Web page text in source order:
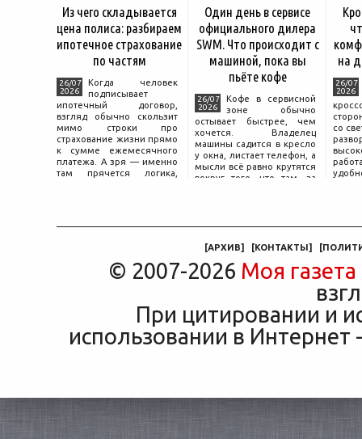
Из чего складывается
цена полиса: разбираем
ипотечное страхование
по частям
26/07
2026
Когда человек
подписывает
ипотечный договор,
взгляд обычно скользит
мимо строки про
страхование жизни прямо
к сумме ежемесячного
платежа. А зря — именно
там прячется логика,
Один день в сервисе
официального дилера
SWM. Что происходит с
машиной, пока вы
пьёте кофе
26/07
2026
Кофе в сервисной
зоне обычно
остывает быстрее, чем
хочется. Владелец
машины садится в кресло
у окна, листает телефон, а
мысли всё равно крутятся
вокруг того, что там, за
на
26/07
2026
со
[АРХИВ] [КОНТАКТЫ] [
© 2007-2026 Моя газета
При цитировании и
использовании в Интернет